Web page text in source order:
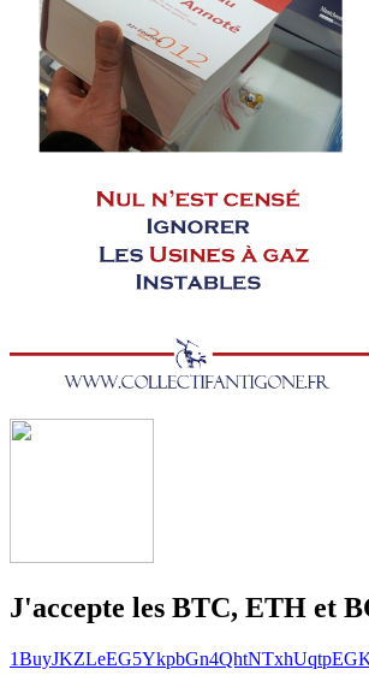
J'accepte les BTC, ETH et